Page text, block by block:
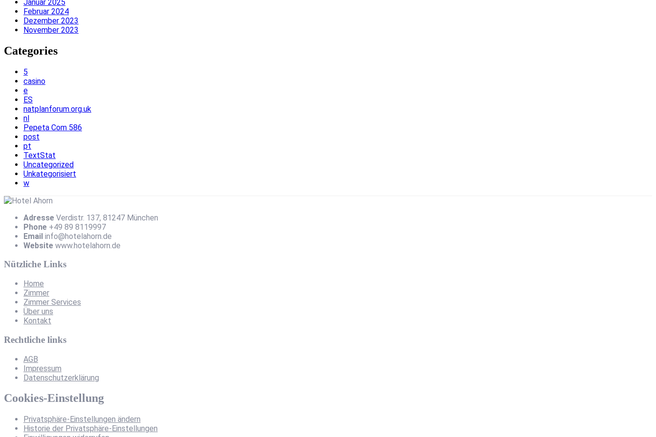
Januar 2025
Februar 2024
Dezember 2023
November 2023
Categories
5
casino
e
ES
natplanforum.org.uk
nl
Pepeta Com 586
post
pt
TextStat
Uncategorized
Unkategorisiert
w
Adresse Verdistr. 137, 81247 München
Phone +49 89 8119997
Email info@hotelahorn.de
Website www.hotelahorn.de
Nützliche Links
Home
Zimmer
Zimmer Services
Über uns
Kontakt
Rechtliche links
AGB
Impressum
Datenschutzerklärung
Cookies-Einstellung
Privatsphäre-Einstellungen ändern
Historie der Privatsphäre-Einstellungen